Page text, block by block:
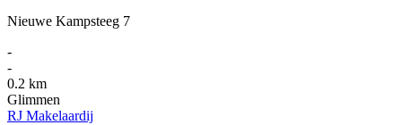
Nieuwe Kampsteeg 7
-
-
0.2 km
Glimmen
RJ Makelaardij